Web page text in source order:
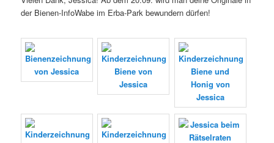
der Bienen-InfoWabe im Erba-Park bewundern dürfen!